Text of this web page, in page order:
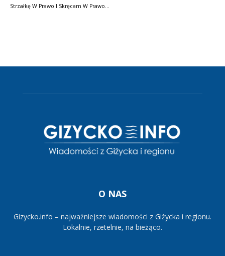
Strzałkę W Prawo I Skręcam W Prawo…
O NAS
Gizycko.info – najważniejsze wiadomości z Giżycka i regionu.
Lokalnie, rzetelnie, na bieżąco.